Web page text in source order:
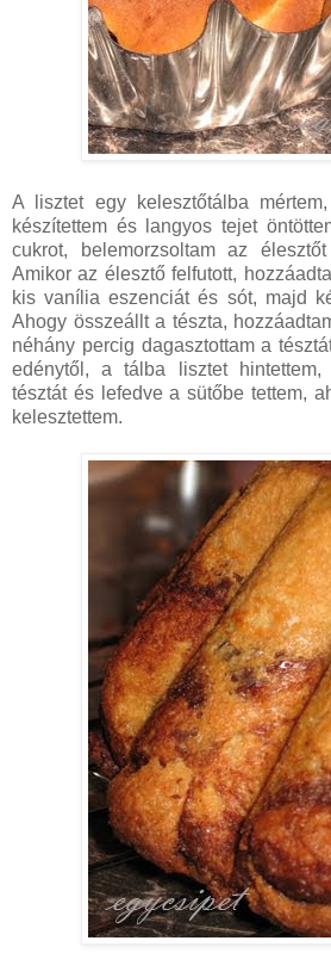
A lisztet egy kelesztőtálba
készítettem és langyos tejet
cukrot, belemorzsoltam az
Amikor az élesztő felfutott,
kis vanília eszenciát és sót, majd
Ahogy összeállt a tészta,
néhány percig dagasztottam a
edénytől, a tálba lisztet hintettem,
tésztát és lefedve a sütőbe tettem,
kelesztettem.